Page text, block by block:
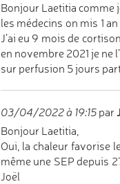
Bonjour Laetitia comme
les médecins on mis 1
J’ai eu 9 mois de
en novembre 2021 je ne
sur perfusion 5 jours
03/04/2022 à 19:15par
Bonjour Laetitia,
Oui, la chaleur favorise
même une SEP depuis
Joël